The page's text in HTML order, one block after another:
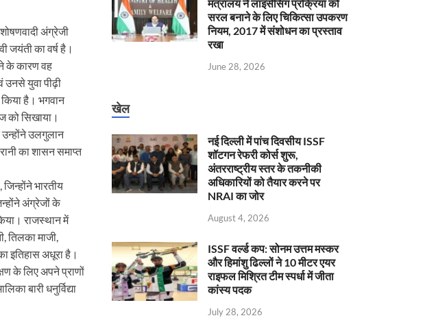
अंग्रेजी
जयंती का वर्ष है।
के कारण वह
उनसे युवा पीढ़ी
है। भगवान
को सिखाया।
उन्होंने उलगुलान
का शासन समाप्त
भारतीय
अंग्रेजों के
राजस्थान में
तिलका माजी,
इतिहास अधूरा है।
के लिए अपने प्राणों
बारी धनुर्विद्या
मंत्रालय ने लाइसेंसिंग प्रक्रिया को
सरल बनाने के लिए चिकित्सा उपकरण
नियम, 2017 में संशोधन का प्रस्ताव
रखा
June 28, 2026
खेल
नई दिल्ली में पांच दिवसीय ISSF
शॉटगन रेफरी कोर्स शुरू,
अंतरराष्ट्रीय स्तर के तकनीकी
अधिकारियों को तैयार करने पर
NRAI का जोर
August 4, 2026
ISSF वर्ल्ड कप: सोनम उत्तम मस्कर
और हिमांशु ढिल्लों ने 10 मीटर एयर
राइफल मिश्रित टीम स्पर्धा में जीता
कांस्य पदक
July 28, 2026